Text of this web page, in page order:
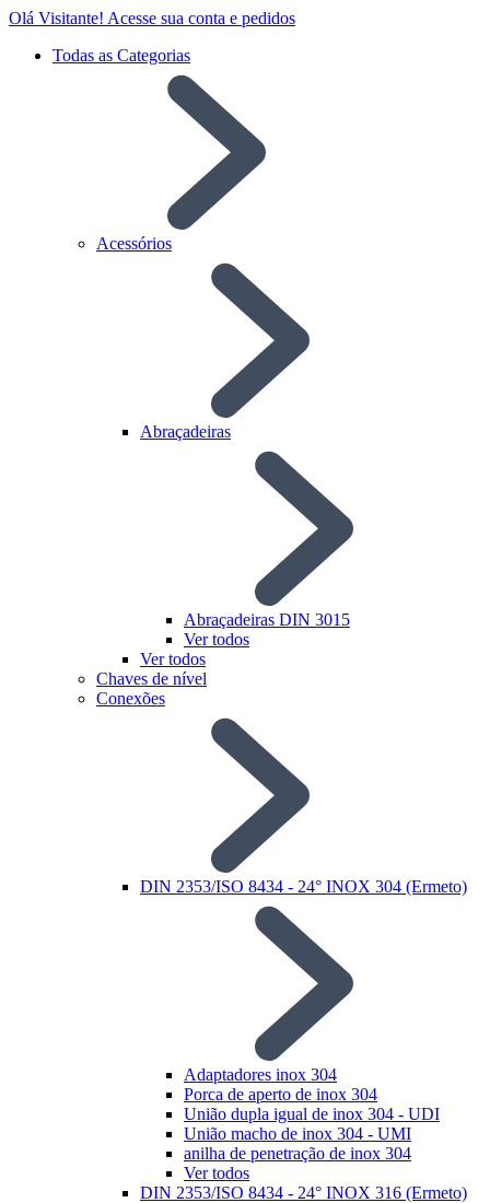
Olá Visitante! Acesse sua conta e pedidos
Todas as Categorias
Acessórios
Abraçadeiras
Abraçadeiras DIN 3015
Ver todos
Ver todos
Chaves de nível
Conexões
DIN 2353/ISO 8434 - 24° INOX 304 (Ermeto)
Adaptadores inox 304
Porca de aperto de inox 304
União dupla igual de inox 304 - UDI
União macho de inox 304 - UMI
anilha de penetração de inox 304
Ver todos
DIN 2353/ISO 8434 - 24° INOX 316 (Ermeto)